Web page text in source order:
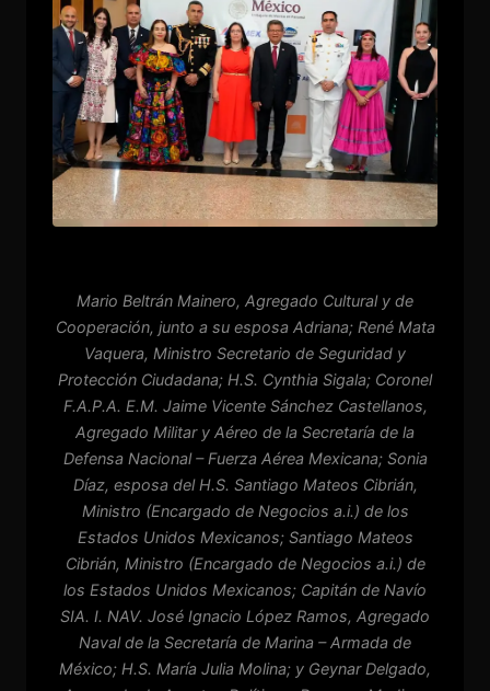
Mario Beltrán Mainero, Agregado Cultural y de
Cooperación, junto a su esposa Adriana; René Mata
Vaquera, Ministro Secretario de Seguridad y
Protección Ciudadana; H.S. Cynthia Sigala; Coronel
F.A.P.A. E.M. Jaime Vicente Sánchez Castellanos,
Agregado Militar y Aéreo de la Secretaría de la
Defensa Nacional – Fuerza Aérea Mexicana; Sonia
Díaz, esposa del H.S. Santiago Mateos Cibrián,
Ministro (Encargado de Negocios a.i.) de los
Estados Unidos Mexicanos; Santiago Mateos
Cibrián, Ministro (Encargado de Negocios a.i.) de
los Estados Unidos Mexicanos; Capitán de Navío
SIA. I. NAV. José Ignacio López Ramos, Agregado
Naval de la Secretaría de Marina – Armada de
México; H.S. María Julia Molina; y Geynar Delgado,